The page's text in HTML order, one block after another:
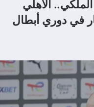
الأهلي
في دوري أبطال